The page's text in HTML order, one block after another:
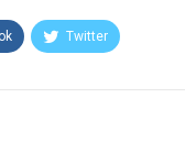
Twitter